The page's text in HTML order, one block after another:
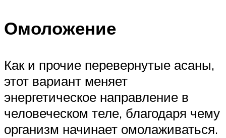
Омоложение
Как и прочие перевернутые асаны,
этот вариант меняет
энергетическое направление в
человеческом теле, благодаря чему
организм начинает омолаживаться.